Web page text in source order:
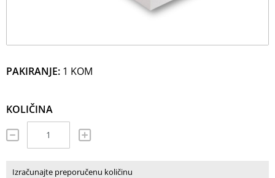
PAKIRANJE: 1 KOM
KOLIČINA
Izračunajte preporučenu količinu